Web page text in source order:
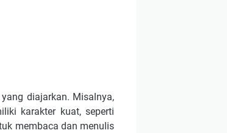
diajarkan. Misalnya,
karakter kuat, seperti
membaca dan menulis